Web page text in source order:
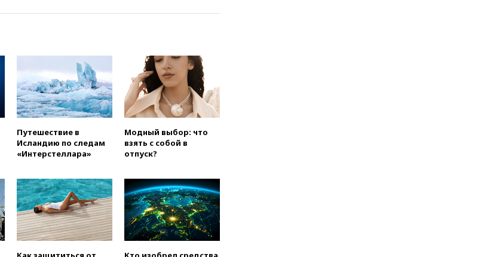
вчера, 19:35
Зеленский
впервые совершил
официальный визит в Сербию
вчера, 19:19Россиянка
вчера, 19:00 Открытое
горение на складе в Брянске
вчера, 18:55Минобороны
отчиталось об ударах по двум
украинским сухогрузам в
Черном море
вчера, 18:47Школьники из РФ
стали абсолютными
Путешествие в
Исландию по следам
«Интерстеллара»
Модный выбор: что
взять с собой в
отпуск?